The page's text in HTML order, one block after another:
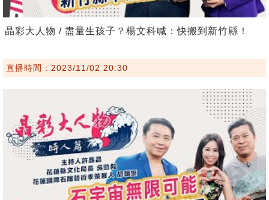
晶彩大人物 / 盡量生孩子？楊文科喊：快搬到新竹縣！
直播時間：2023/11/02 20:30